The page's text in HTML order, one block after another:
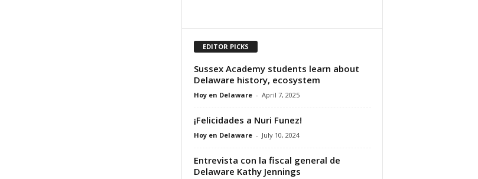
EDITOR PICKS
Sussex Academy students learn about
Delaware history, ecosystem
Hoy en Delaware - April 7, 2025
¡Felicidades a Nuri Funez!
Hoy en Delaware - July 10, 2024
Entrevista con la fiscal general de
Delaware Kathy Jennings